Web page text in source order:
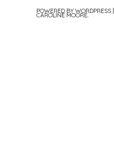
POWERED BY WORDPRESS |
CAROLINE MOORE